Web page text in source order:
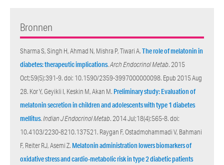
Bronnen
Sharma S, Singh H, Ahmad N, Mishra P, Tiwari A.The role of melatonin in
diabetes: therapeutic implications.Arch Endocrinol Metab. 2015
Oct;59(5):391-9. doi: 10.1590/2359-3997000000098. Epub 2015 Aug
28. Kor Y, Geyikli I, Keskin M, Akan M. Preliminary study: Evaluation of
melatonin secretion in children and adolescents with type 1 diabetes
mellitus.Indian J Endocrinol Metab. 2014 Jul;18(4):565-8. doi:
10.4103/2230-8210.137521. Raygan F, Ostadmohammadi V, Bahmani
F, Reiter RJ, Asemi Z. Melatonin administration lowers biomarkers of
oxidative stress and cardio-metabolic risk in type 2 diabetic patients